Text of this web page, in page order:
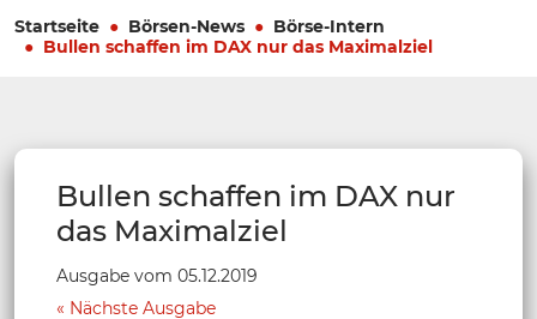
Startseite Börsen-News
Börse-Intern
Bullen schaffen im DAX nur das Maximalziel
Bullen schaffen im DAX nur
das Maximalziel
Ausgabe vom 05.12.2019
Nächste Ausgabe